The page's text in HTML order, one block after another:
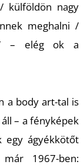
külföldön nagy
meghalni /
– elég ok a
a body art-tal is
– a fényképek
egy ágyékkötőt
1967-ben: